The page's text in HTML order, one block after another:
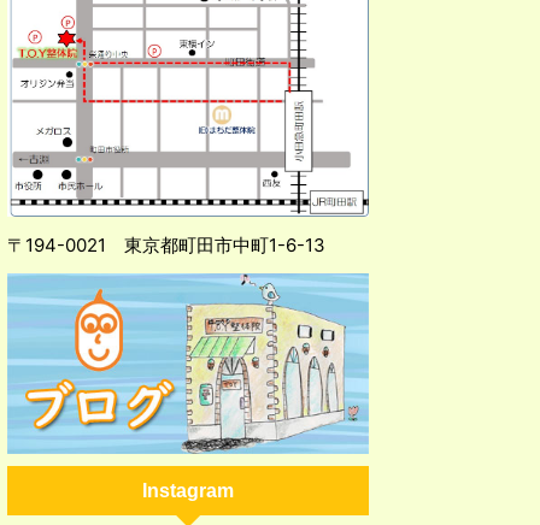
〒194-0021 東京都町田市中町1-6-13
Instagram